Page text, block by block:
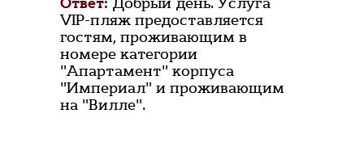
VIP-пляж предоставляется
гостям, проживающим в
номере категории
"Апартамент" корпуса
"Империал" и проживающим
на "Вилле".